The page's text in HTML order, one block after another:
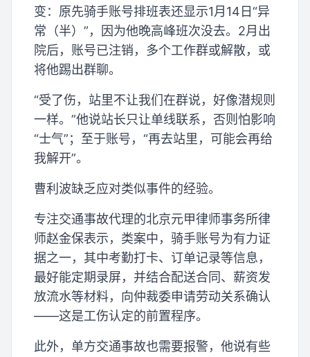
变：原先骑手账号排班表还显示1月14日“异
常（半）”，因为他晚高峰班次没去。2月出
院后，账号已注销，多个工作群或解散，或
将他踢出群聊。
“受了伤，站里不让我们在群说，好像潜规则
一样。”他说站长只让单线联系，否则怕影响
“士气”；至于账号，“再去站里，可能会再给
我解开”。
曹利波缺乏应对类似事件的经验。
专注交通事故代理的北京元甲律师事务所律
师赵金保表示，类案中，骑手账号为有力证
据之一，其中考勤打卡、订单记录等信息，
最好能定期录屏，并结合配送合同、薪资发
放流水等材料，向仲裁委申请劳动关系确认
——这是工伤认定的前置程序。
此外，单方交通事故也需要报警，他说有些